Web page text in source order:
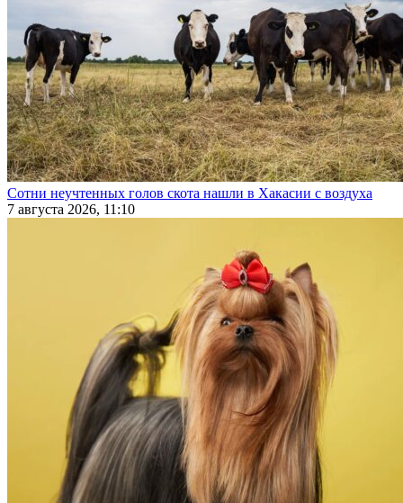
Сотни неучтенных голов скота нашли в Хакасии с воздуха
7 августа 2026, 11:10